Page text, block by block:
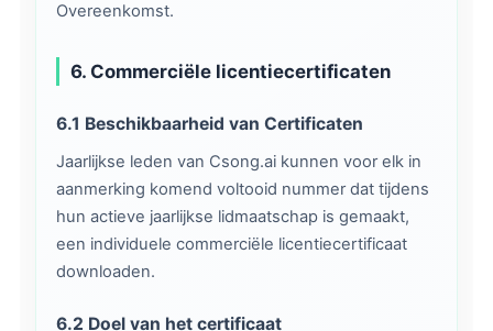
Overeenkomst.
6. Commerciële licentiecertificaten
6.1 Beschikbaarheid van Certificaten
Jaarlijkse leden van Csong.ai kunnen voor elk in
aanmerking komend voltooid nummer dat tijdens
hun actieve jaarlijkse lidmaatschap is gemaakt,
een individuele commerciële licentiecertificaat
downloaden.
6.2 Doel van het certificaat